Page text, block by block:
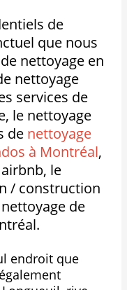
de
que nous
nettoyage en
nettoyage
services de
le nettoyage
de nettoyage
à Montréal,
le
/ construction
de
endroit que